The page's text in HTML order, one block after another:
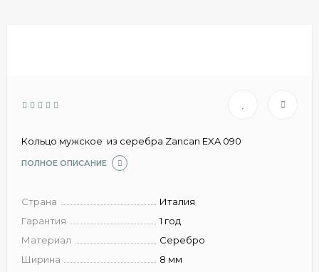
Кольцо мужское из серебра Zancan EXA 090
ПОЛНОЕ ОПИСАНИЕ
Страна
Италия
Гарантия
1 год
Материал
Серебро
Ширина
8 мм